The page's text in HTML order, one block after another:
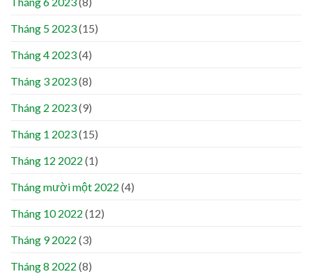
Tháng 5 2023(15)
Tháng 4 2023(4)
Tháng 3 2023(8)
Tháng 2 2023(9)
Tháng 1 2023(15)
Tháng 12 2022 (1)
Tháng mười một 2022 (4)
Tháng 10 2022 (12)
Tháng 9 2022 (3)
Tháng 8 2022 (8)